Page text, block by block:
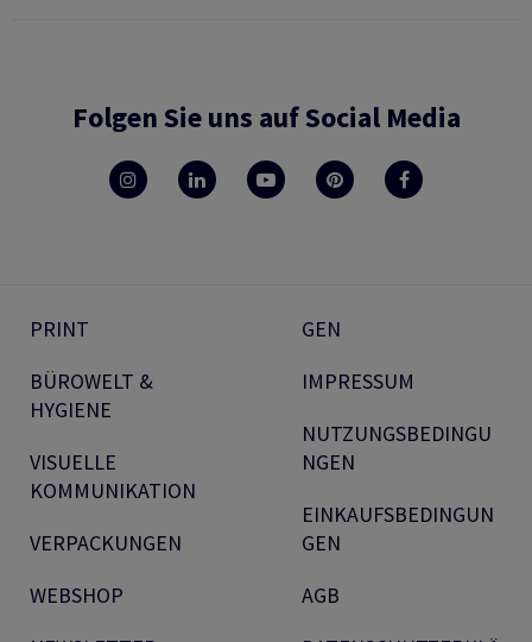
Folgen Sie uns auf Social Media
PRINT
BÜROWELT &
HYGIENE
VISUELLE
KOMMUNIKATION
VERPACKUNGEN
WEBSHOP
GEN
IMPRESSUM
NUTZUNGSBEDINGU
NGEN
EINKAUFSBEDINGUN
GEN
AGB